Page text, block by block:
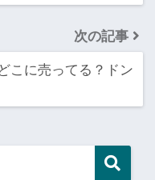
次の記事
こに売ってる？ドン